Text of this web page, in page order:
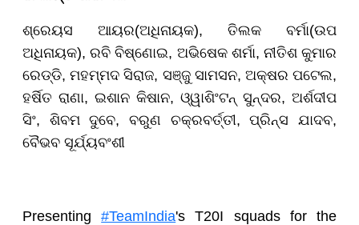
ଶ୍ରେୟସ ଆୟର(ଅଧିନାୟକ), ତିଲକ ବର୍ମା(ଉପ
ଅଧିନାୟକ), ରବି ବିଷ୍ଣୋଇ, ଅଭିଷେକ ଶର୍ମା, ନୀତିଶ କୁମାର
ରେଡ୍ଡି, ମହମ୍ମଦ ସିରାଜ, ସଞ୍ଜୁ ସାମସନ, ଅକ୍ଷର ପଟେଲ,
ହର୍ଷିତ ରାଣା, ଇଶାନ କିଷାନ, ଓ୍ୱାଶିଂଟନ୍ ସୁନ୍ଦର, ଅର୍ଶଦୀପ
ସିଂ, ଶିବମ ଦୁବେ, ବରୁଣ ଚକ୍ରବର୍ତ୍ତୀ, ପ୍ରିନ୍ସ ଯାଦବ,
ବୈଭବ ସୂର୍ଯ୍ୟବଂଶୀ
Presenting#TeamIndia's T20I squads for the